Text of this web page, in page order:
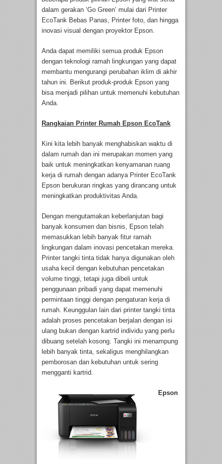
dalam gerakan ‘Go Green’ mulai dari Printer
EcoTank Bebas Panas, Printer foto, dan hingga
inovasi visual dengan proyektor Epson.
Anda dapat memiliki semua produk Epson
dengan teknologi ramah lingkungan yang dapat
membantu mengurangi perubahan iklim di akhir
tahun ini. Berikut produk-produk Epson yang
bisa menjadi pilihan untuk memenuhi kebutuhan
Anda.
Rangkaian Printer Rumah Epson EcoTank
Kini kita lebih banyak menghabiskan waktu di
dalam rumah dan ini merupakan momen yang
baik untuk meningkatkan kenyamanan ruang
kerja di rumah dengan adanya Printer EcoTank
Epson berukuran ringkas yang dirancang untuk
meningkatkan produktivitas Anda.
Dengan mengutamakan keberlanjutan bagi
banyak konsumen dan bisnis, Epson telah
memasukkan lebih banyak fitur ramah
lingkungan dalam inovasi pencetakan mereka.
Printer tangki tinta tidak hanya digunakan oleh
usaha kecil dengan kebutuhan pencetakan
volume tinggi, tetapi juga dibeli untuk
penggunaan pribadi yang dapat memenuhi
permintaan tinggi dengan pengaturan kerja di
rumah. Keunggulan lain dari printer tangki tinta
adalah proses pencetakan berjalan dengan isi
ulang bukan dengan kartrid individu yang perlu
dibuang setelah kosong. Tangki ini menampung
lebih banyak tinta, sekaligus menghilangkan
pemborosan dan kebutuhan untuk sering
mengganti kartrid.
Epson